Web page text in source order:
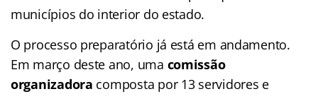
municípios do interior do estado.
O processo preparatório já está em andamento.
Em março deste ano, uma comissão
organizadora composta por 13 servidores e